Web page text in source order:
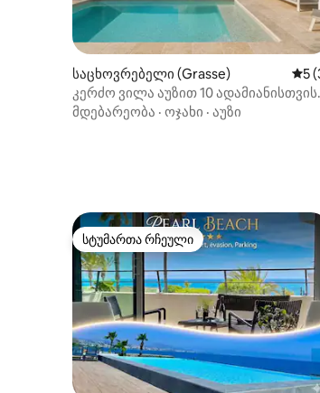
საცხოვრებელი (Grasse)
5
კერძო ვილა აუზით 10 ადამიანისთვის
კანში, მუჟინში
მდებარეობა · ოჯახი · აუზი
სტუმართა რჩეული
სტუმართა რჩეული